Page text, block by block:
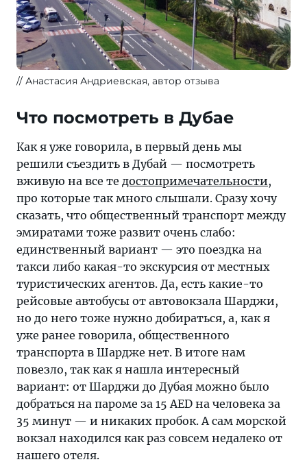
Анастасия Андриевская, автор отзыва
Что посмотреть в Дубае
Как я уже говорила, в первый день мы
решили съездить в Дубай — посмотреть
вживую на все те достопримечательности,
про которые так много слышали. Сразу хочу
сказать, что общественный транспорт между
эмиратами тоже развит очень слабо:
единственный вариант — это поездка на
такси либо какая-то экскурсия от местных
туристических агентов. Да, есть какие-то
рейсовые автобусы от автовокзала Шарджи,
но до него тоже нужно добираться, а, как я
уже ранее говорила, общественного
транспорта в Шардже нет. В итоге нам
повезло, так как я нашла интересный
вариант: от Шарджи до Дубая можно было
добраться на пароме за 15 AED на человека за
35 минут — и никаких пробок. А сам морской
вокзал находился как раз совсем недалеко от
нашего отеля.